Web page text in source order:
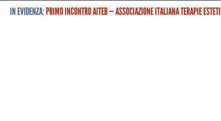
IN EVIDENZA:PRIMO INCONTRO AITEB — ASSOCIAZIONE ITALIANA TERAPIE